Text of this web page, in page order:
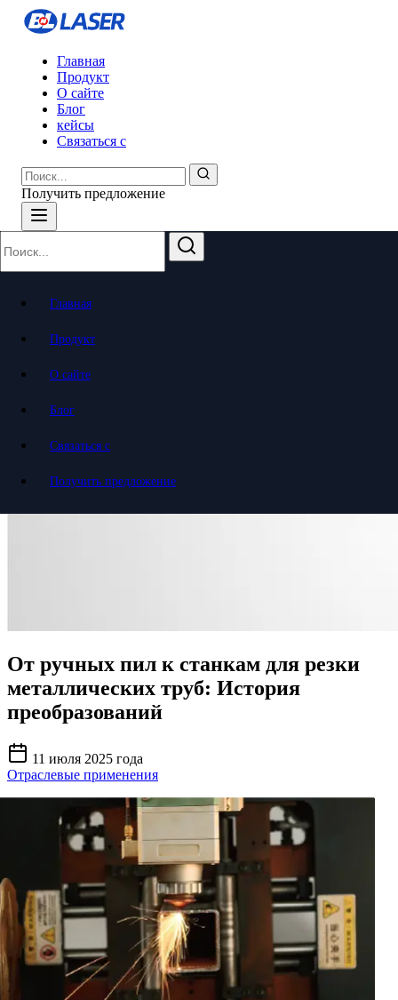
Главная
Продукт
О сайте
Блог
кейсы
Связаться с
Получить предложение
Главная
Продукт
О сайте
Блог
Связаться с
Получить предложение
От ручных пил к станкам для резки
металлических труб: История
преобразований
11 июля 2025 года
Отраслевые применения